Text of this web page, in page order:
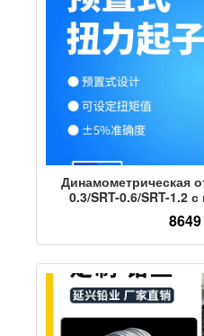
Динамометрическая
0.3/SRT-0.6/SRT-1.2
крутящим